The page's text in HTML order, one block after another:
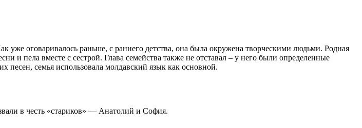
оговаривалось раньше, с раннего детства, она была окружена творческими людьми. Родная
и пела вместе с сестрой. Глава семейства также не отставал – у него были определенные
песен, семья использовала молдавский язык как основной.
в честь «стариков» — Анатолий и София.